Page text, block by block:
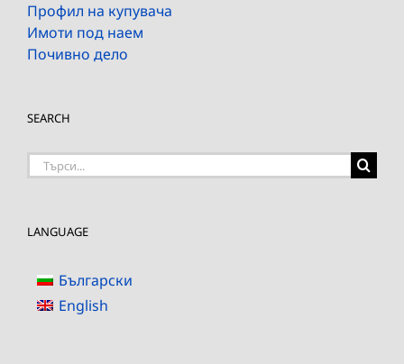
Профил на купувача
Имоти под наем
Почивно дело
SEARCH
Търсене
LANGUAGE
Български
English